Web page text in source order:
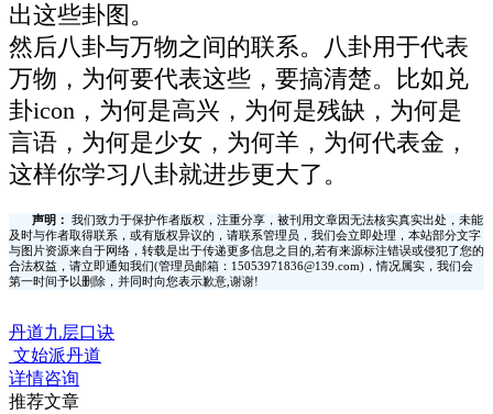
出这些卦图。
然后八卦与万物之间的联系。八卦用于代表
万物，为何要代表这些，要搞清楚。比如兑
卦icon，为何是高兴，为何是残缺，为何是
言语，为何是少女，为何羊，为何代表金，
这样你学习八卦就进步更大了。
声明：
我们致力于保护作者版权，注重分享，被刊用文章因无法核实真实出处，未能
及时与作者取得联系，或有版权异议的，请联系管理员，我们会立即处理，本站部分文字
与图片资源来自于网络，转载是出于传递更多信息之目的,若有来源标注错误或侵犯了您的
合法权益，请立即通知我们(管理员邮箱：15053971836@139.com)，情况属实，我们会
第一时间予以删除，并同时向您表示歉意,谢谢!
丹道九层口诀
文始派丹道
详情咨询
推荐文章